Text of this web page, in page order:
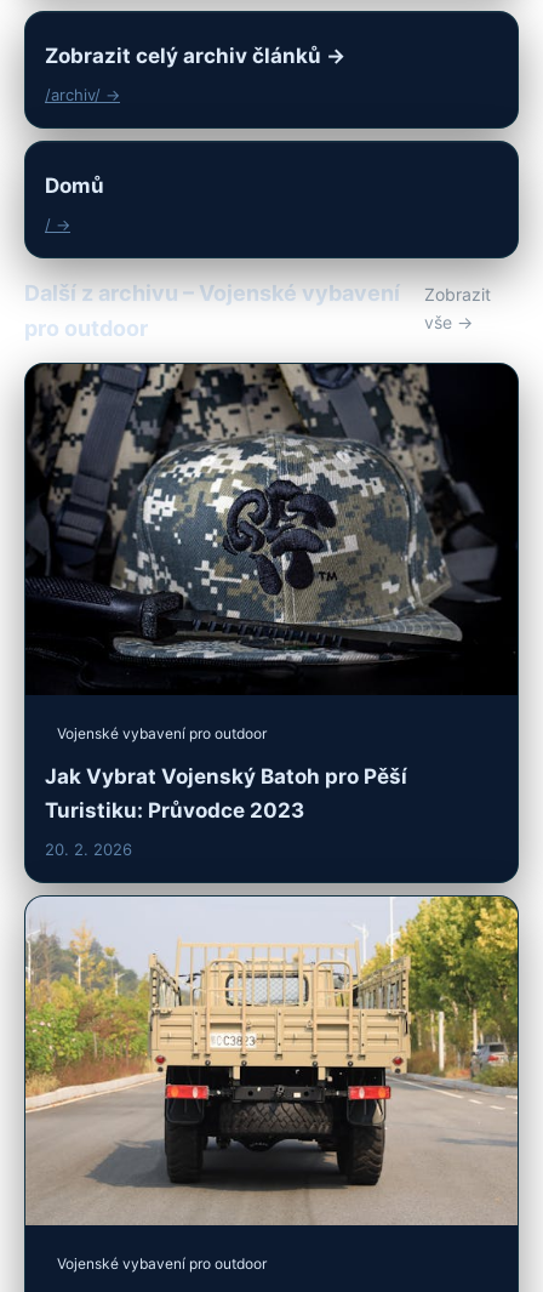
Zobrazit celý archiv článků →
/archiv/ →
Domů
/ →
Další z archivu – Vojenské vybavení
pro outdoor
Zobrazit
vše →
Vojenské vybavení pro outdoor
Jak Vybrat Vojenský Batoh pro Pěší
Turistiku: Průvodce 2023
20. 2. 2026
Vojenské vybavení pro outdoor